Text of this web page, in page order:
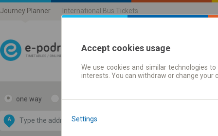
Journey Planner International Bus Tickets
Journey planner |
one way return
A
by
OpenStreetMap
Accept cookies usage
We use cookies and similar technologies
interests. You can withdraw or change
Settings